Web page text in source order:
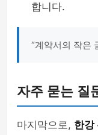
합니다.
“계약서의 작은
자주 묻는 질
마지막으로, 한강